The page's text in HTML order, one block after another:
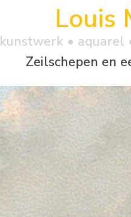
Louis
kunstwerk • aquarel
Zeilschepen en